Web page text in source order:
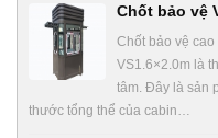
Chốt bảo vệ
Chốt bảo vệ
VS1.6×2.0m là
tâm. Đây là sản
thước tổng thể của cabin…